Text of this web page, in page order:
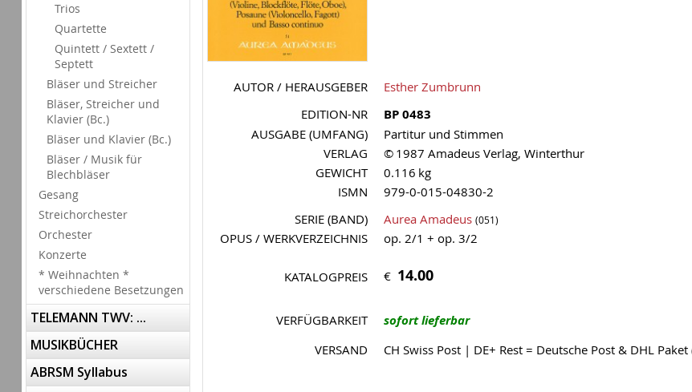
Trios
Quartette
Quintett / Sextett /
Septett
Bläser und Streicher
Bläser, Streicher und
Klavier (Bc.)
Bläser und Klavier (Bc.)
Bläser / Musik für
Blechbläser
Gesang
Streichorchester
Orchester
Konzerte
* Weihnachten *
verschiedene Besetzungen
TELEMANN TWV: ...
MUSIKBÜCHER
ABRSM Syllabus
AUTOR / HERAUSGEBER
Esther Zumbrunn
EDITION-NR
BP 0483
AUSGABE (UMFANG)
Partitur und Stimmen
VERLAG
© 1987 Amadeus Verlag, Winterthur
GEWICHT
0.116 kg
ISMN
979-0-015-04830-2
SERIE (BAND)
Aurea Amadeus (051)
OPUS / WERKVERZEICHNIS
op. 2/1 + op. 3/2
KATALOGPREIS € 14.00
VERFÜGBARKEIT sofort lieferbar
VERSAND CH Swiss Post | DE+ Rest = Deutsche Post & DHL